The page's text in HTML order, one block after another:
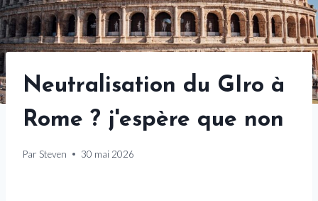
Neutralisation du GIro à
Rome ? j'espère que non
Par Steven 30 mai 2026